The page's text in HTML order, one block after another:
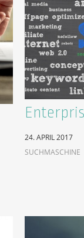
24. APRIL 2017
SUCHMASCHINE